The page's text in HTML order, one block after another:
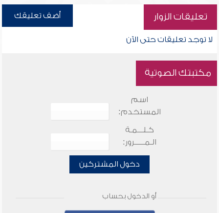
تعليقات الزوار أضف تعليقك
لا توجد تعليقات حتى الآن
مكتبتك الصوتية
اسم
المستخدم:
كـلـــمـة
الـمـــــرور:
دخول المشتركين
أو الدخول بحساب